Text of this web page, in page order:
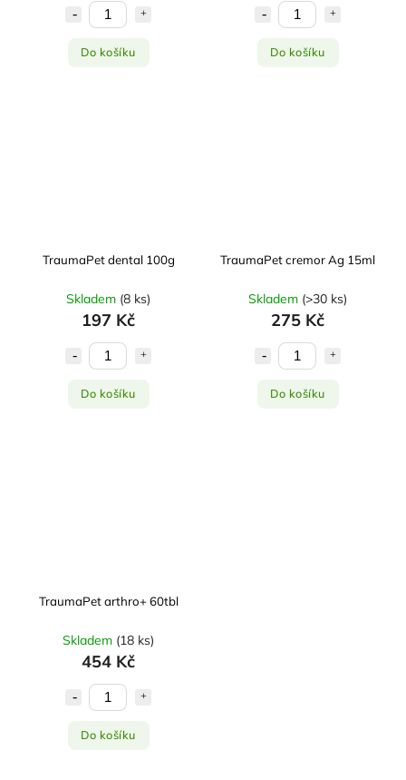
Do košíku Do košíku
TraumaPet dental 100g
Skladem (8 ks)
197 Kč
Do košíku
TraumaPet cremor Ag 15ml
Skladem (>30 ks)
275 Kč
Do košíku
TraumaPet arthro+ 60tbl
Skladem (18 ks)
454 Kč
Do košíku